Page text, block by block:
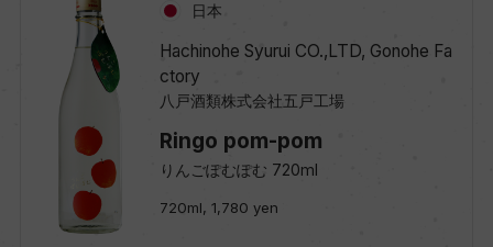
日本
Hachinohe Syurui CO.,LTD, Gonohe Fa
ctory
八戸酒類株式会社五戸工場
Ringo pom-pom
りんごぽむぽむ 720ml
720ml, 1,780 yen